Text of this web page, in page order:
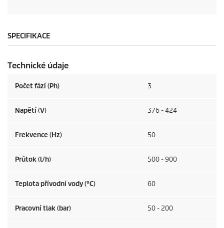
SPECIFIKACE
Technické údaje
Počet fází (Ph) 3
Napětí (V) 376 - 424
Frekvence (Hz) 50
Průtok (l/h) 500 - 900
Teplota přívodní vody (°C) 60
Pracovní tlak (bar) 50 - 200